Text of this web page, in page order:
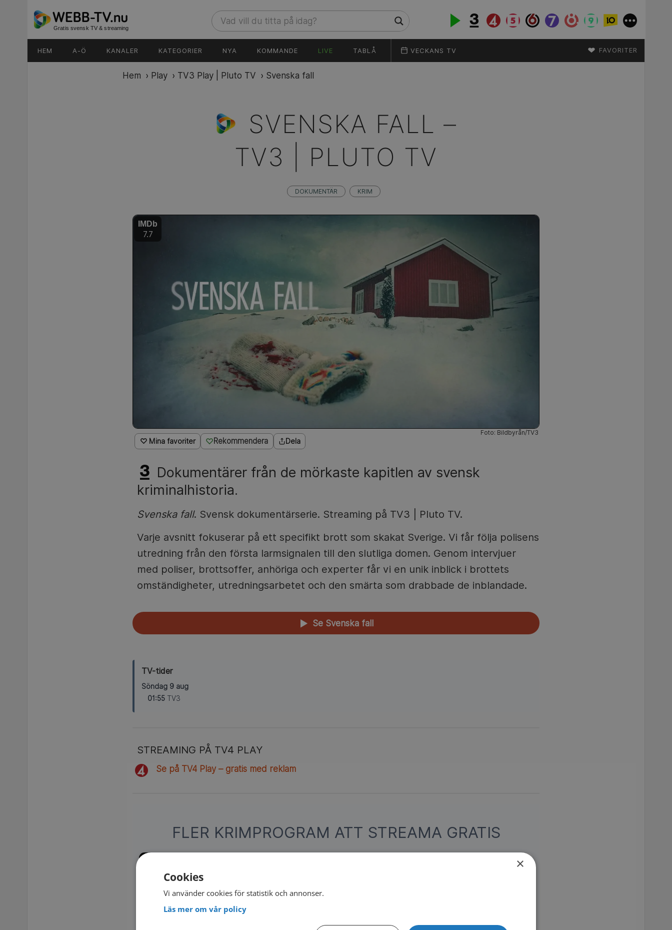
Gratis svensk TV & streaming
HEM A-Ö KANALER KATEGORIER NYA KOMMANDE LIVE TABLÅ VECKANS TV ♥ FAVORITER
Hem › Play › TV3 Play | Pluto TV › Svenska fall
SVENSKA FALL –
TV3 | PLUTO TV
♡ Mina favoriter Rekommendera Dela
Dokumentärer från de mörkaste kapitlen av svensk
kriminalhistoria.
Svenska fall. Svensk dokumentärserie. Streaming på TV3 | Pluto TV.
Varje avsnitt fokuserar på ett specifikt brott som skakat Sverige. Vi får följa polisens
utredning från den första larmsignalen till den slutliga domen. Genom intervjuer
med poliser, brottsoffer, anhöriga och experter får vi en unik inblick i brottets
omständigheter, utredningsarbetet och den smärta som drabbade de inblandade.
Foto: Bildbyrån/TV3
▲ Se Svenska fall
TV-tider
Söndag 9 aug
01:55 TV3
STREAMING PÅ TV4 PLAY
Se på TV4 Play – gratis med reklam
DOKUMENTÄR KRIM
IMDb
7.7
FLER KRIMPROGRAM ATT STREAMA GRATIS
Brittisk dokumentär från 2025.
×
Cookies
Vi använder cookies för statistik och annonser.
Läs mer om vår policy